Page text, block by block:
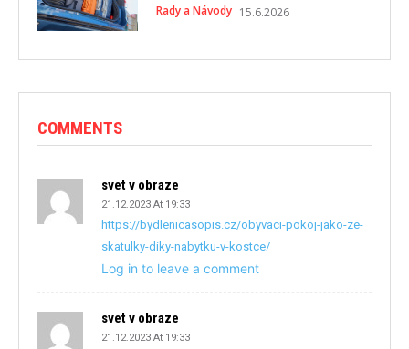
Rady a Návody 15.6.2026
COMMENTS
svet v obraze
21.12.2023 At 19:33
https://bydlenicasopis.cz/obyvaci-pokoj-jako-ze-
skatulky-diky-nabytku-v-kostce/
Log in to leave a comment
svet v obraze
21.12.2023 At 19:33